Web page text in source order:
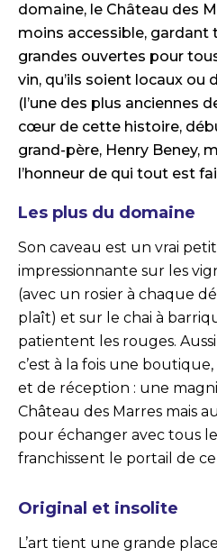
domaine, le Château des
moins accessible, gardant
grandes ouvertes pour
vin, qu’ils soient locaux ou
(l’une des plus anciennes
cœur de cette histoire,
grand-père, Henry Beney,
l’honneur de qui tout est
Les plus du domaine
Son caveau est un vrai
impressionnante sur les
(avec un rosier à chaque
plaît) et sur le chai à
patientent les rouges.
c’est à la fois une
et de réception : une
Château des Marres mais
pour échanger avec tous
franchissent le portail de
Original et insolite
L’art tient une grande